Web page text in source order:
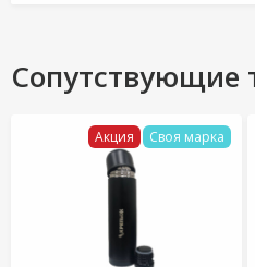
Сопутствующие
Акция Своя марка